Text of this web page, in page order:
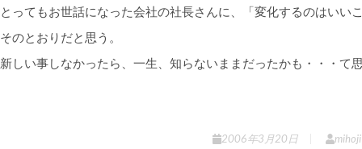
とってもお世話になった会社の社長さんに、「変化するのはいい
そのとおりだと思う。
新しい事しなかったら、一生、知らないままだったかも・・・て
2006年3月20日 mihoji